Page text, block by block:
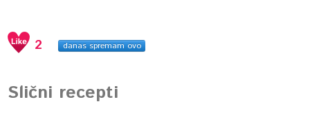
2 danas spremam ovo
Slični recepti